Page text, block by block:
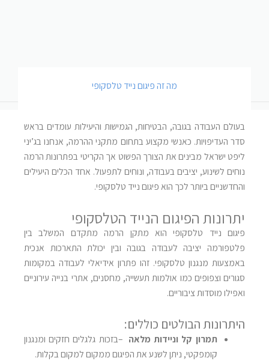
מה זה פיגום נייד טלסקופי
בעולם העבודה בגובה, הבטיחות, הגמישות והיעילות עומדים בראש
סדר העדיפויות. כאנשי מקצוע בתחום מתקני ההרמה, אנחנו בג’יני
ליפט ישראל מבינים את הצורך הפשוט אך הקריטי בפתרונות הרמה
נוחים לשינוע, יציבים בעבודה, ונוחים לתפעול. אחד הכלים היעילים
והחדשניים ביותר לכך הוא פיגום נייד טלסקופי.
יתרונות הפיגום הנייד הטלסקופי
פיגום נייד טלסקופי הוא מתקן הרמה מתקדם המשלב בין
פלטפורמה יציבה לעבודה בגובה ובין יכולת התארכות אנכית
באמצעות מנגנון טלסקופי. זהו פתרון אידיאלי לעבודה במקומות
סגורים וצפופים כמו אולמות תעשייה, מחסנים, אתרי בנייה עירוניים
ואפילו מוסדות ציבוריים.
היתרונות הבולטים כוללים:
תמרון קל וניידות מלאה –בזכות גלגלים חזקים ומנגנון
קומפקטי, ניתן לשנע את הפיגום ממקום למקום בקלות.